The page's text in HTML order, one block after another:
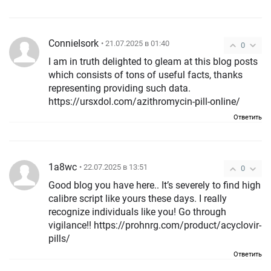
0
ConnieIsork • 21.07.2025 в 01:40
I am in truth delighted to gleam at this blog posts
which consists of tons of useful facts, thanks
representing providing such data.
https://ursxdol.com/azithromycin-pill-online/
Ответить
0
1a8wc • 22.07.2025 в 13:51
Good blog you have here.. It’s severely to find high
calibre script like yours these days. I really
recognize individuals like you! Go through
vigilance!! https://prohnrg.com/product/acyclovir-
pills/
Ответить